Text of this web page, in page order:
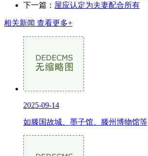
下一篇： 屋应认定为夫妻配合所有
相关新闻 查看更多+
2025-09-14
如滕国故城、墨子馆、滕州博物馆等